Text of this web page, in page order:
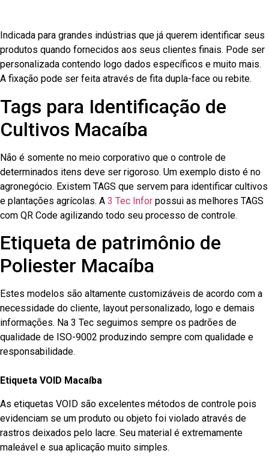
Indicada para grandes indústrias que já querem identificar seus
produtos quando fornecidos aos seus clientes finais. Pode ser
personalizada contendo logo dados específicos e muito mais.
A fixação pode ser feita através de fita dupla-face ou rebite.
Tags para Identificação de
Cultivos Macaíba
Não é somente no meio corporativo que o controle de
determinados itens deve ser rigoroso. Um exemplo disto é no
agronegócio. Existem TAGS que servem para identificar cultivos
e plantações agrícolas. A 3 Tec Infor possui as melhores TAGS
com QR Code agilizando todo seu processo de controle.
Etiqueta de patrimônio de
Poliester Macaíba
Estes modelos são altamente customizáveis de acordo com a
necessidade do cliente, layout personalizado, logo e demais
informações. Na 3 Tec seguimos sempre os padrões de
qualidade de ISO-9002 produzindo sempre com qualidade e
responsabilidade.
Etiqueta VOID Macaíba
As etiquetas VOID são excelentes métodos de controle pois
evidenciam se um produto ou objeto foi violado através de
rastros deixados pelo lacre. Seu material é extremamente
maleável e sua aplicação muito simples.